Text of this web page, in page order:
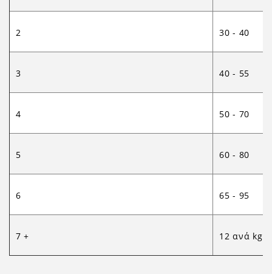
2 30 - 40
3 40 - 55
4 50 - 70
5 60 - 80
6 65 - 95
7 + 12 ανά kg